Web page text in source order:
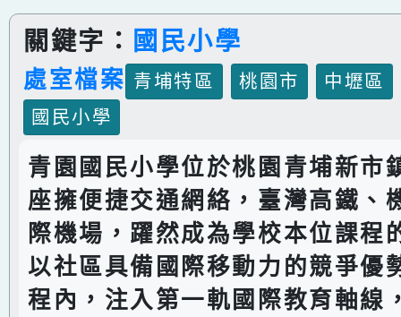
關鍵字： 國民小學
處室檔案 青埔特區 桃園市
中壢區
國民小學
青園國民小學位於桃園青埔新市
座擁便捷交通網絡，臺灣高鐵、
際機場，躍然成為學校本位課程
以社區具備國際移動力的競爭優
程內，注入第一軌國際教育軸線